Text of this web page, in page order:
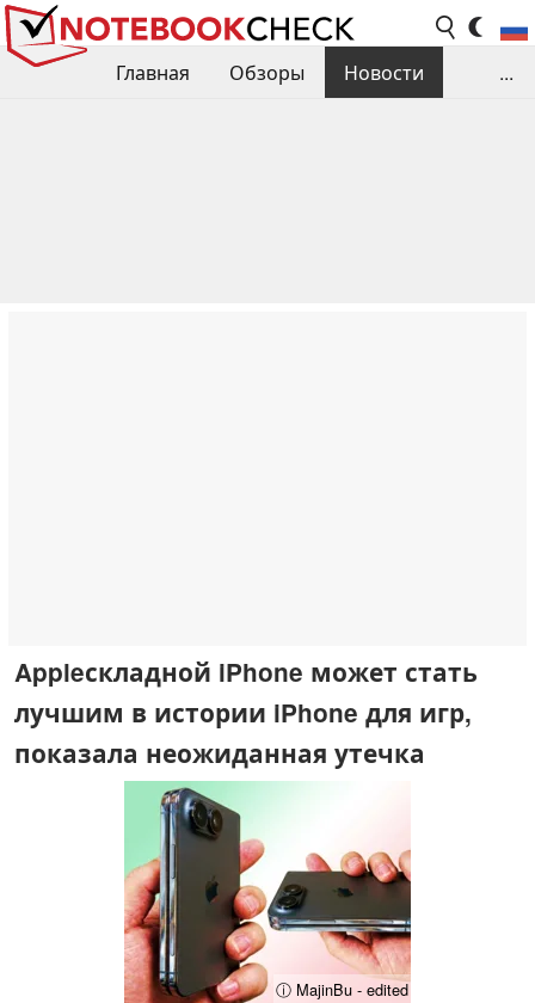
Главная Обзоры
Новости
...
Appleскладной iPhone может стать
лучшим в истории iPhone для игр,
показала неожиданная утечка
ⓘ MajinBu - edited